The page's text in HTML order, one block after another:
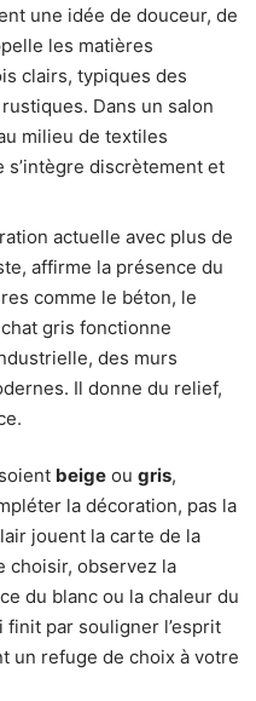
une idée de douceur, de
les matières
clairs, typiques des
Dans un salon
milieu de textiles
s’intègre discrètement et
actuelle avec plus de
affirme la présence du
comme le béton, le
gris fonctionne
des murs
Il donne du relief,
beige ou gris,
la décoration, pas la
jouent la carte de la
choisir, observez la
du blanc ou la chaleur du
finit par souligner l’esprit
un refuge de choix à votre